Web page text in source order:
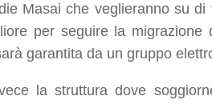
Masai che veglieranno su
per seguire la
garantita da un gruppo
la struttura dove